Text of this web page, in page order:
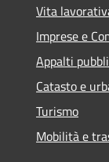
Vita
Imprese e
Appalti
Catasto e
Turismo
Mobilità e